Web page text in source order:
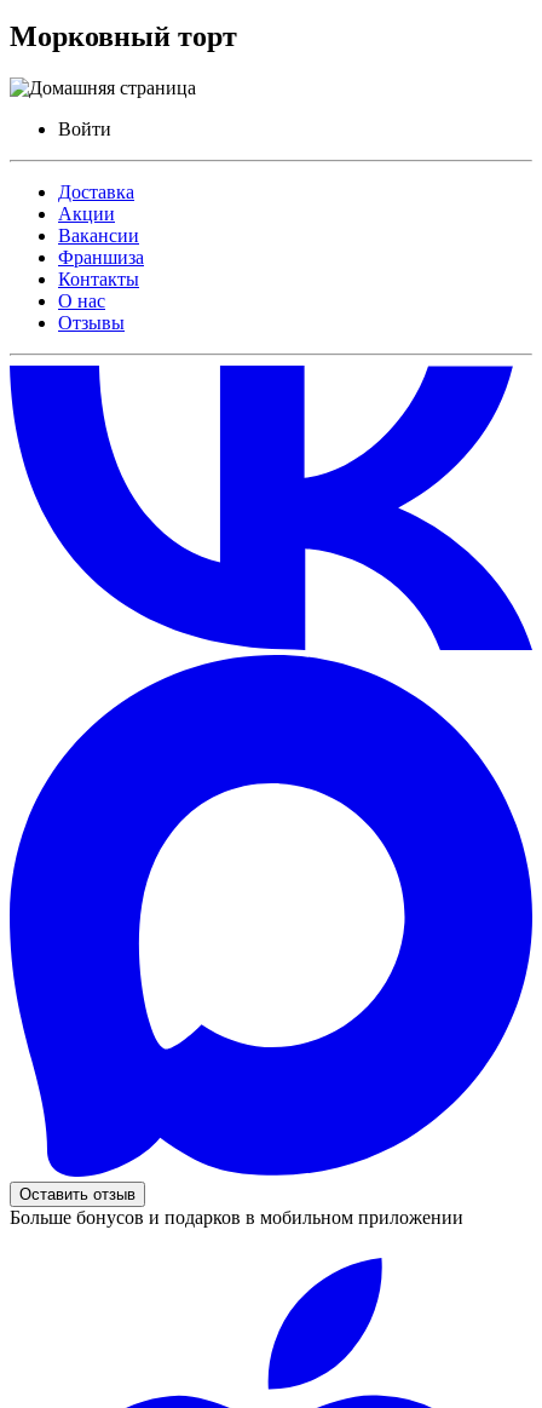
Морковный торт
Войти
Доставка
Акции
Вакансии
Франшиза
Контакты
О нас
Отзывы
Оставить отзыв
Больше бонусов и подарков в мобильном приложении